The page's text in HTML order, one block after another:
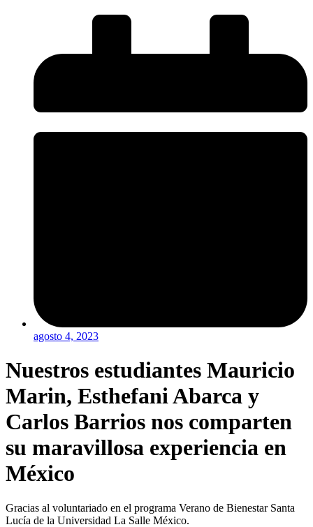
agosto 4, 2023
Nuestros estudiantes Mauricio
Marin, Esthefani Abarca y
Carlos Barrios nos comparten
su maravillosa experiencia en
México
Gracias al voluntariado en el programa Verano de Bienestar Santa
Lucía de la Universidad La Salle México.